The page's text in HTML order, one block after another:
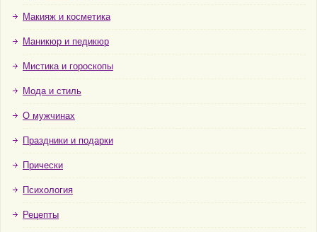
Макияж и косметика
Маникюр и педикюр
Мистика и гороскопы
Мода и стиль
О мужчинах
Праздники и подарки
Прически
Психология
Рецепты